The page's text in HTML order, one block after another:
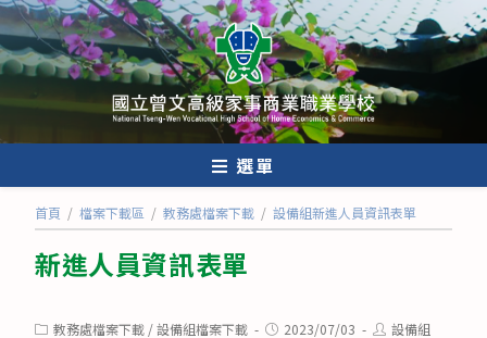
跳
轉
至
內
選單
首頁 / 檔案下載區 / 教務處檔案下載 / 設備組新進人員資訊表單
新進人員資訊表單
Post教務處檔案下載 /設備組檔案下載
Post2023/07/03
Post設備組